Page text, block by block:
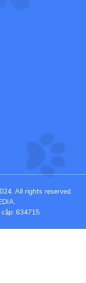
All rights reserved.
634715